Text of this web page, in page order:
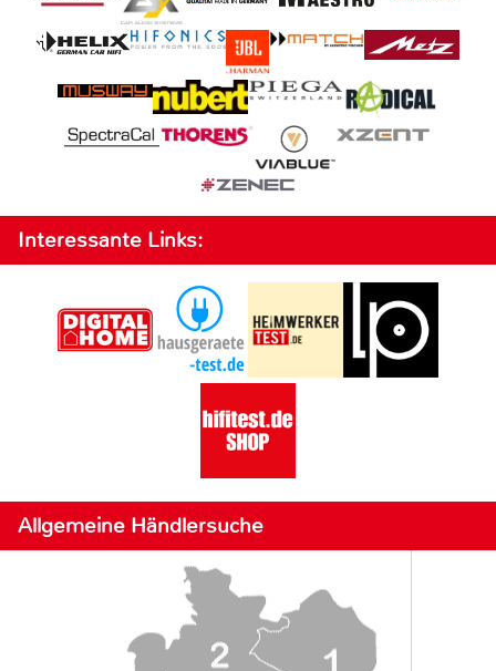
Interessante Links:
Allgemeine Händlersuche